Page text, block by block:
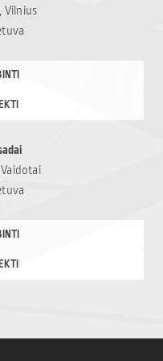
svarbiu […]
susiduriančioms su
vaikų onkologinėmis
tapti reikšminga
laikotarpiu
atsidūrusioms šeimoms:
Mamų unija.
Vilnius